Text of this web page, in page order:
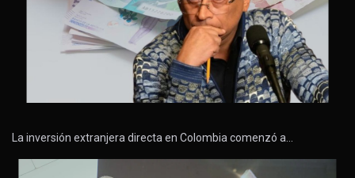
La inversión extranjera directa en Colombia comenzó a…